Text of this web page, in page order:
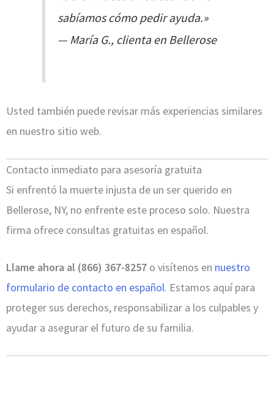
sabíamos cómo pedir ayuda.»
— María G., clienta en Bellerose
Usted también puede revisar más experiencias similares
en nuestro sitio web.
Contacto inmediato para asesoría gratuita
Si enfrentó la muerte injusta de un ser querido en
Bellerose, NY, no enfrente este proceso solo. Nuestra
firma ofrece consultas gratuitas en español.
Llame ahora al (866) 367-8257 o visítenos en nuestro
formulario de contacto en español. Estamos aquí para
proteger sus derechos, responsabilizar a los culpables y
ayudar a asegurar el futuro de su familia.